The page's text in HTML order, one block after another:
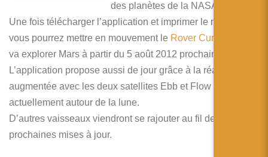
日本語
Español
des planètes de la NASA.
Une fois télécharger l’application et imprimer le marqueur
vous pourrez mettre en mouvement le Rover Curiosity
va explorer Mars à partir du 5 août 2012 prochain.
L’application propose aussi de jour grâce à la réalité
augmentée avec les deux satellites Ebb et Flow qui tourne
actuellement autour de la lune.
D’autres vaisseaux viendront se rajouter au fil des
prochaines mises à jour.